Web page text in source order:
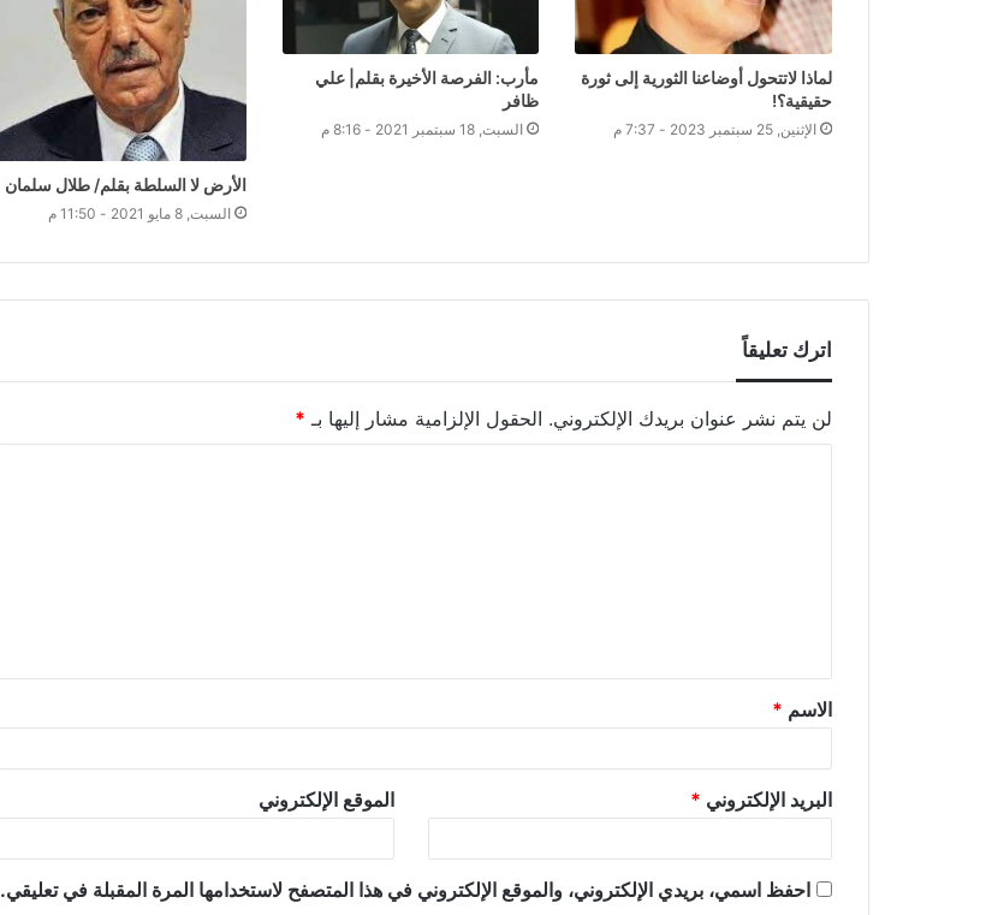
لماذا لاتتحول أوضاعنا الثورية إلى ثورة
حقيقية؟!
الإثنين, 25 سبتمبر 2023 - 7:37 م
مأرب: الفرصة الأخيرة بقلم| علي
ظافر
السبت, 18 سبتمبر 2021 - 8:16 م
الأرض لا السلطة بقلم/ طلال سلمان
السبت, 8 مايو 2021 - 11:50 م
اترك تعليقاً
لن يتم نشر عنوان بريدك الإلكتروني. الحقول الإلزامية مشار إليها بـ *
الاسم *
البريد الإلكتروني * الموقع الإلكتروني
احفظ اسمي، بريدي الإلكتروني، والموقع الإلكتروني في هذا المتصفح لاستخدامها المرة المقبلة في تعليقي.